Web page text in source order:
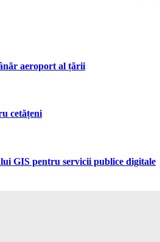
aeroport al țării
cetățeni
GIS pentru servicii publice digitale